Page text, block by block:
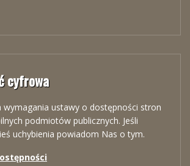
cyfrowa
wymagania ustawy o dostępności stron
podmiotów publicznych. Jeśli
uchybienia powiadom Nas o tym.